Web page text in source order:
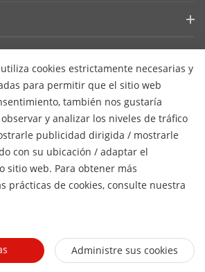
cookies estrictamente necesarias y
para permitir que el sitio web
también nos gustaría
y analizar los niveles de tráfico
publicidad dirigida / mostrarle
con su ubicación / adaptar el
sitio web. Para obtener más
prácticas de cookies, consulte nuestra
Administre sus cookies
Platform (HEOP)
Contáctanos
al newsletter
Digital Technology Co., Ltd. Todos
Políticas de privacidad